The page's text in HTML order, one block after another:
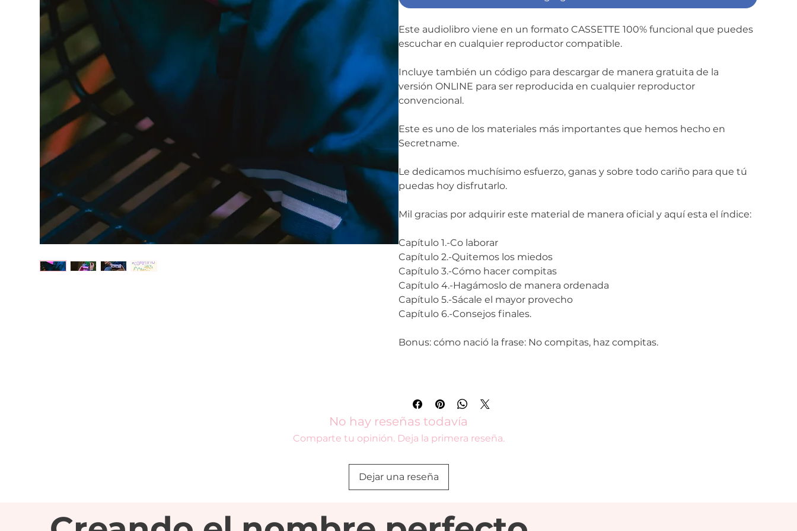
Este audiolibro viene en un formato CASSETTE 100% funcional que puedes
escuchar en cualquier reproductor compatible.
Incluye también un código para descargar de manera gratuita de la
versión ONLINE para ser reproducida en cualquier reproductor
convencional.
Este es uno de los materiales más importantes que hemos hecho en
Secretname.
Le dedicamos muchísimo esfuerzo, ganas y sobre todo cariño para que tú
puedas hoy disfrutarlo.
Mil gracias por adquirir este material de manera oficial y aquí esta el índice:
Capítulo 1.-Co laborar
Capítulo 2.-Quitemos los miedos
Capítulo 3.-Cómo hacer compitas
Capítulo 4.-Hagámoslo de manera ordenada
Capítulo 5.-Sácale el mayor provecho
Capítulo 6.-Consejos finales.
Bonus: cómo nació la frase: No compitas, haz compitas.
No hay reseñas todavía
Comparte tu opinión. Deja la primera reseña.
Dejar una reseña